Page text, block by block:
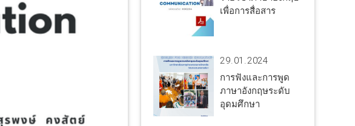
เพื่อการสื่อสาร
29.01.2024
การฟังและการพูด
ภาษาอังกฤษระดับ
อุดมศึกษา